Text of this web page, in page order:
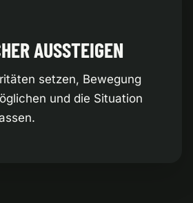
AUSSTEIGEN
setzen, Bewegung
und die Situation